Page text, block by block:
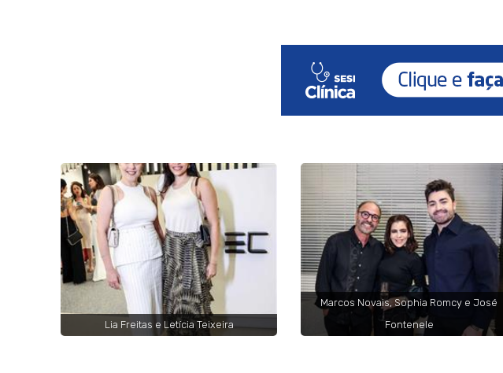
Lia Freitas e Letícia Teixeira
Marcos Novais, Sophia Romcy e José
Fontenele